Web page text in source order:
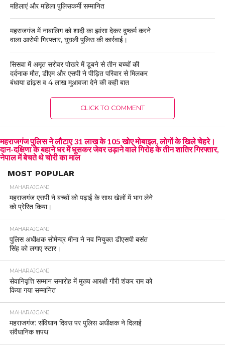
महिलाएं और महिला पुलिसकर्मी सम्मानित
महराजगंज में नाबालिग को शादी का झांसा देकर दुष्कर्म करने
वाला आरोपी गिरफ्तार, घुघली पुलिस की कार्रवाई।
सिसवा में अमृत सरोवर पोखरे में डूबने से तीन बच्चों की
दर्दनाक मौत, डीएम और एसपी ने पीड़ित परिवार से मिलकर
बंधाया ढांढ़स व 4 लाख मुआवजा देने की कही बात
CLICK TO COMMENT
महराजगंज पुलिस ने लौटाए 31 लाख के 105 खोए मोबाइल, लोगों के खिले चेहरे।
दान-दक्षिणा के बहाने घर में घुसकर जेवर उड़ाने वाले गिरोह के तीन शातिर गिरफ्तार,
नेपाल में बेचते थे चोरी का माल
MOST POPULAR
MAHARAJGANJ
महराजगंज एसपी ने बच्चों को पढ़ाई के साथ खेलों में भाग लेने
को प्रेरित किया।
MAHARAJGANJ
पुलिस अधीक्षक सोमेन्द्र मीना ने नव नियुक्त डीएसपी बसंत
सिंह को लगाए स्टार।
MAHARAJGANJ
सेवानिवृत्ति सम्मान समारोह में मुख्य आरक्षी गौरी शंकर राम को
किया गया सम्मानित
MAHARAJGANJ
महराजगंज: संविधान दिवस पर पुलिस अधीक्षक ने दिलाई
संवैधानिक शपथ